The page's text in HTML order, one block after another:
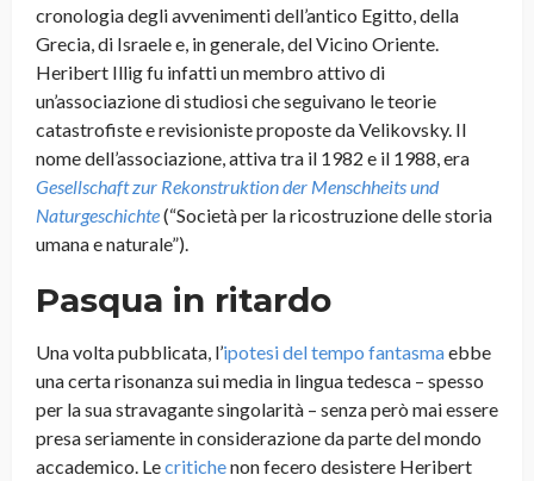
cronologia degli avvenimenti dell’antico Egitto, della
Grecia, di Israele e, in generale, del Vicino Oriente.
Heribert Illig fu infatti un membro attivo di
un’associazione di studiosi che seguivano le teorie
catastrofiste e revisioniste proposte da Velikovsky. Il
nome dell’associazione, attiva tra il 1982 e il 1988, era
Gesellschaft zur Rekonstruktion der Menschheits und
Naturgeschichte(“Società per la ricostruzione delle storia
umana e naturale”).
Pasqua in ritardo
Una volta pubblicata, l’ipotesi del tempo fantasmaebbe
una certa risonanza sui media in lingua tedesca – spesso
per la sua stravagante singolarità – senza però mai essere
presa seriamente in considerazione da parte del mondo
accademico. Lecritichenon fecero desistere Heribert